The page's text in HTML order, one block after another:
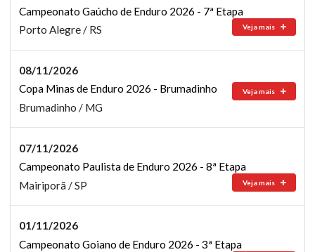
Campeonato Gaúcho de Enduro 2026 - 7ª Etapa
Veja mais
Porto Alegre / RS
08/11/2026
Copa Minas de Enduro 2026 - Brumadinho
Veja mais
Brumadinho / MG
07/11/2026
Campeonato Paulista de Enduro 2026 - 8ª Etapa
Veja mais
Mairiporã / SP
01/11/2026
Campeonato Goiano de Enduro 2026 - 3ª Etapa